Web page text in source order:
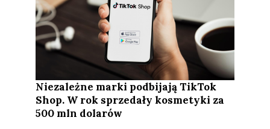
Niezależne marki podbijają TikTok
Shop. W rok sprzedały kosmetyki za
500 mln dolarów